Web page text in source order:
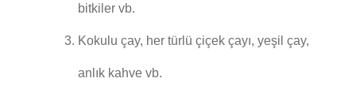
bitkiler vb.
Kokulu çay, her türlü çiçek çayı, yeşil çay,
anlık kahve vb.